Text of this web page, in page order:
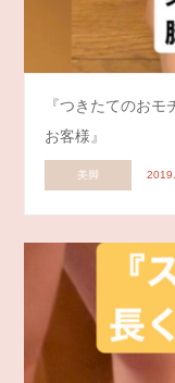
『つきたてのお
お客様』
美脚